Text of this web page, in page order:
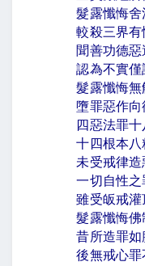
髮露懺悔舍
較殺三界有
聞善功德惡
認為不實僅
髮露懺悔無
墮罪惡作向
四惡法罪十
十四根本八
未受戒律造
一切自性之
雖受皈戒灌
髮露懺悔佛
昔所造罪如
後無戒心罪